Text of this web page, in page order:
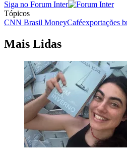
Siga no Forum Inter
Tópicos
CNN Brasil MoneyCaféexportações
Mais Lidas